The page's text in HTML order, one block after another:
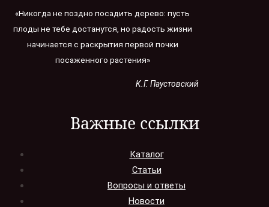
«Никогда не поздно посадить дерево: пусть
плоды не тебе достанутся, но радость жизни
начинается с раскрытия первой почки
посаженного растения»
К.Г. Паустовский
Важные ссылки
Каталог
Статьи
Вопросы и ответы
Новости